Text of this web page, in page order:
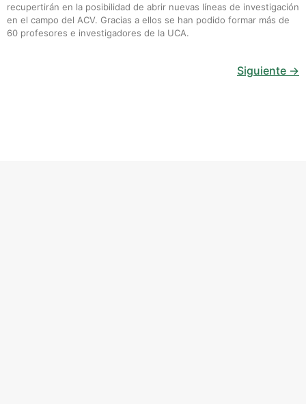
recupertirán en la posibilidad de abrir nuevas líneas de investigación
en el campo del ACV. Gracias a ellos se han podido formar más de
60 profesores e investigadores de la UCA.
Siguiente →